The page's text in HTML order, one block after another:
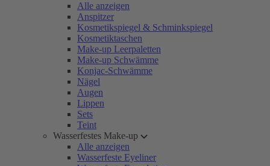
Alle anzeigen
Anspitzer
Kosmetikspiegel & Schminkspiegel
Kosmetiktaschen
Make-up Leerpaletten
Make-up Schwämme
Konjac-Schwämme
Nägel
Augen
Lippen
Sets
Teint
Wasserfestes Make-up
Alle anzeigen
Wasserfeste Eyeliner